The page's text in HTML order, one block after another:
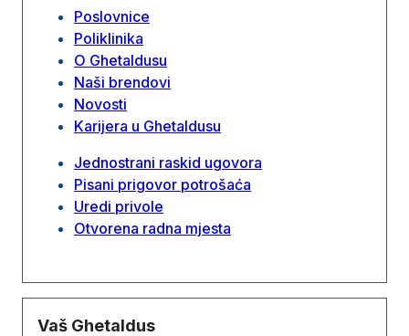
Poslovnice
Poliklinika
O Ghetaldusu
Naši brendovi
Novosti
Karijera u Ghetaldusu
Jednostrani raskid ugovora
Pisani prigovor potrošaća
Uredi privole
Otvorena radna mjesta
Vaš Ghetaldus